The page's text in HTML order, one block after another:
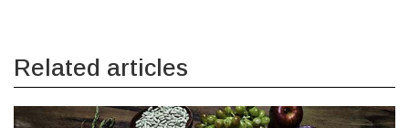
Related articles